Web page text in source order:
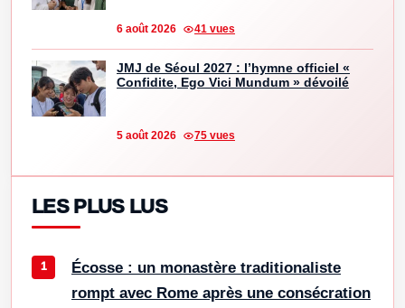
6 août 2026 41 vues
JMJ de Séoul 2027 : l’hymne officiel «
Confidite, Ego Vici Mundum » dévoilé
5 août 2026 75 vues
LES PLUS LUS
Écosse : un monastère traditionaliste
rompt avec Rome après une consécration